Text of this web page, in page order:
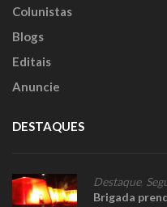
Colunistas
Blogs
Editais
Anuncie
DESTAQUES
Destaque,
Brigada